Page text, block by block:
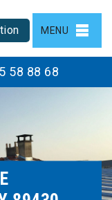
MENU
58 88 68